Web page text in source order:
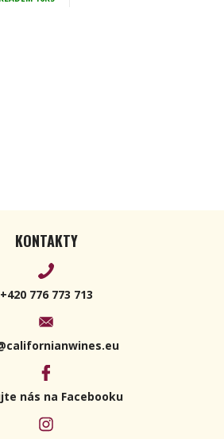
KONTAKTY
+420 776 773 713
nás na Facebooku